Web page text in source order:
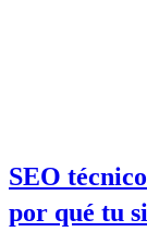
SEO
por qué tu